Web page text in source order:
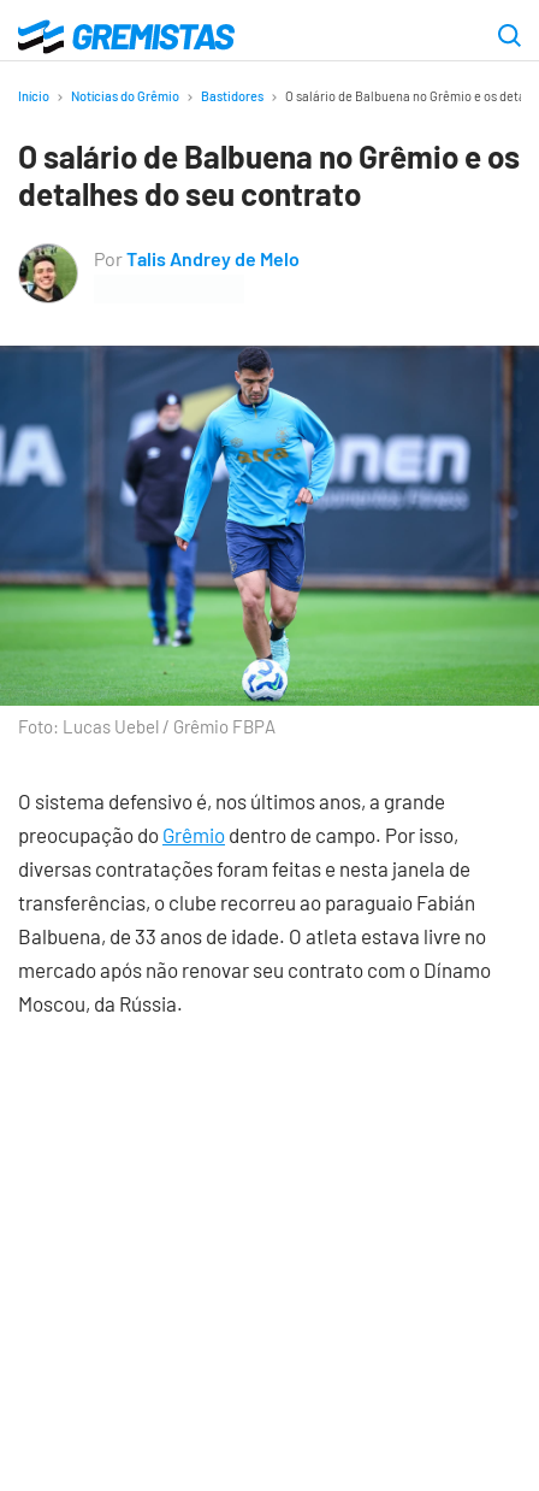
para
principal
Gremistas
Início Notícias do Grêmio Bastidores O salário de Balbuena no Grêmio e os
O salário de Balbuena no Grêmio e os
detalhes do seu contrato
PorTalis Andrey de Melo
Foto: Lucas Uebel / Grêmio FBPA
O sistema defensivo é, nos últimos anos, a grande
preocupação do Grêmio dentro de campo. Por isso,
diversas contratações foram feitas e nesta janela de
transferências, o clube recorreu ao paraguaio Fabián
Balbuena, de 33 anos de idade. O atleta estava livre no
mercado após não renovar seu contrato com o Dínamo
Moscou, da Rússia.